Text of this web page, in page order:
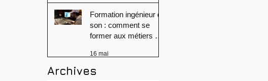
Formation ingénieur du
son : comment se
former aux métiers du
16 mai
Archives